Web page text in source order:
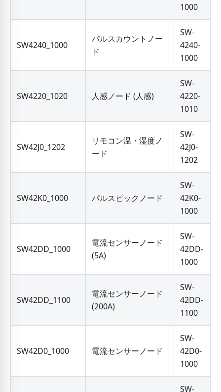
1000
SW4240_1000
パルスカウントノー
ド
SW-
4240-
1000
SW4220_1020 人感ノード (人感)
SW-
4220-
1010
SW42J0_1202
リモコン温・湿度ノ
ード
SW-
42J0-
1202
SW42K0_1000 パルスピックノード
SW-
42K0-
1000
SW42DD_1000
電流センサーノード
(5A)
SW-
42DD-
1000
SW42DD_1100
電流センサーノード
(200A)
SW-
42DD-
1100
SW42D0_1000 電流センサーノード
SW-
42D0-
1000
SW-